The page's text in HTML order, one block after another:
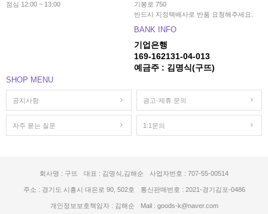
점심 12:00 ~ 13:00
기봉로 750
반드시 지정택배사로 반품 요청해주세요.
BANK INFO
기업은행
169-162131-04-013
예금주 : 김명식(구뜨)
SHOP MENU
공지사항 광고·제휴 문의
자주 묻는 질문 1:1문의
회사명 : 구뜨 대표 : 김명식,김해순 사업자번호 : 707-55-00514
주소 : 경기도 시흥시 대은로 90, 502호 통신판매번호 : 2021-경기김포-0486
개인정보보호책임자 : 김해순 Mail : goods-k@naver.com